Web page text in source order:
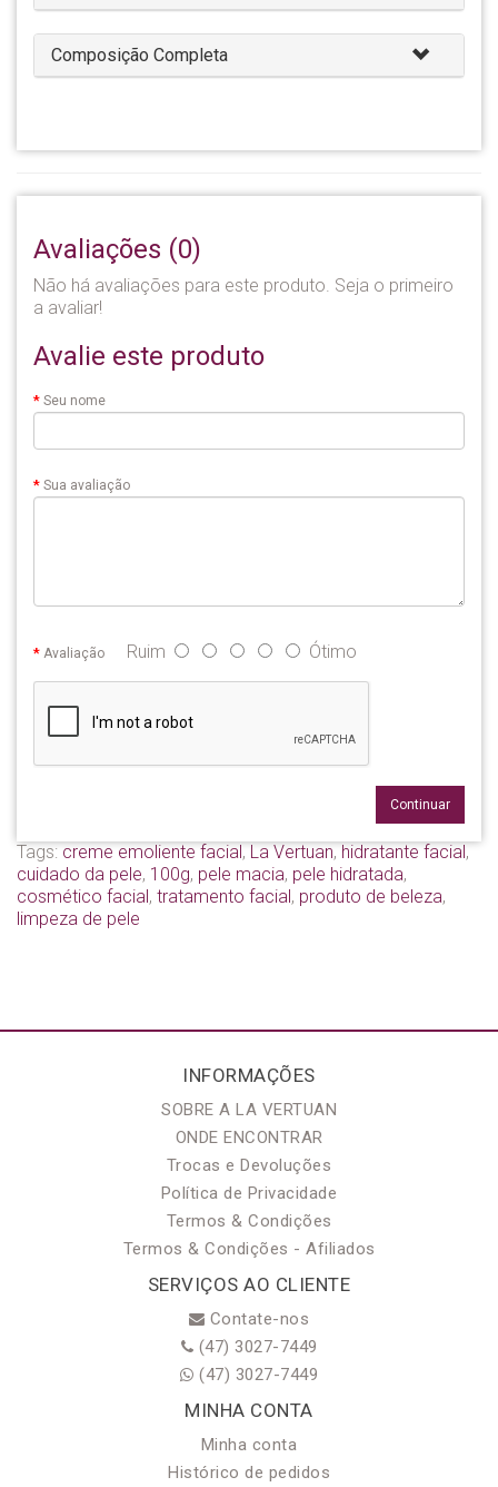
Composição Completa
Avaliações (0)
Não há avaliações para este produto. Seja o primeiro
a avaliar!
Avalie este produto
Seu nome
Sua avaliação
Avaliação Ruim Ótimo
Continuar
Tags: creme emoliente facial, La Vertuan, hidratante facial,
cuidado da pele, 100g, pele macia, pele hidratada,
cosmético facial, tratamento facial, produto de beleza,
limpeza de pele
INFORMAÇÕES
SOBRE A LA VERTUAN
ONDE ENCONTRAR
Trocas e Devoluções
Política de Privacidade
Termos & Condições
Termos & Condições - Afiliados
SERVIÇOS AO CLIENTE
Contate-nos
(47) 3027-7449
(47) 3027-7449
MINHA CONTA
Minha conta
Histórico de pedidos